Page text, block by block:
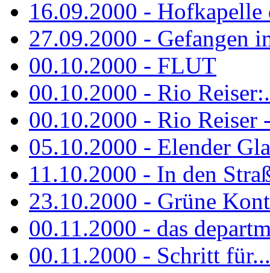
16.09.2000 - Hofkapelle
27.09.2000 - Gefangen
00.10.2000 - FLUT
00.10.2000 - Rio
00.10.2000 - Rio Reiser
05.10.2000 - Elender
11.10.2000 - In den
23.10.2000 - Grüne
00.11.2000 - das
00.11.2000 - Schritt